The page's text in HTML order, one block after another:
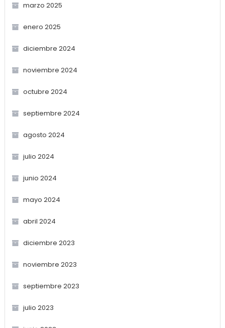
marzo 2025
enero 2025
diciembre 2024
noviembre 2024
octubre 2024
septiembre 2024
agosto 2024
julio 2024
junio 2024
mayo 2024
abril 2024
diciembre 2023
noviembre 2023
septiembre 2023
julio 2023